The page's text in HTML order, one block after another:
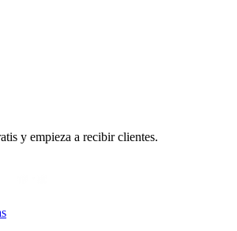
y empieza a recibir clientes.